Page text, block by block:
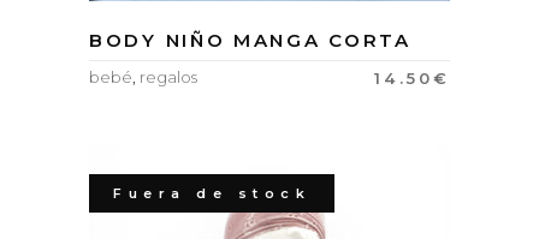
BODY NIÑO MANGA CORTA
14.50€
bebé, regalos
Fuera de stock